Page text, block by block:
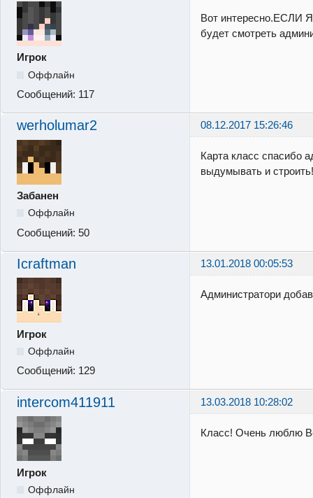
Игрок
Оффлайн
Сообщений: 117
Вот интересно.ЕСЛИ Я
будет смотреть
werholumar2 08.12.2017 15:26:46
Забанен
Оффлайн
Сообщений: 50
Карта класс спасибо
выдумывать и строить!
Icraftman 13.01.2018 00:05:53
Игрок
Оффлайн
Сообщений: 129
Администратори
intercom411911 13.03.2018 10:28:02
Игрок
Оффлайн
Класс! Очень люблю